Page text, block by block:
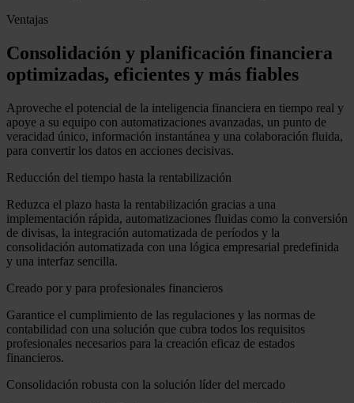
Ventajas
Consolidación y planificación financiera
optimizadas, eficientes y más fiables
Aproveche el potencial de la inteligencia financiera en tiempo real y
apoye a su equipo con automatizaciones avanzadas, un punto de
veracidad único, información instantánea y una colaboración fluida,
para convertir los datos en acciones decisivas.
Reducción del tiempo hasta la rentabilización
Reduzca el plazo hasta la rentabilización gracias a una
implementación rápida, automatizaciones fluidas como la conversión
de divisas, la integración automatizada de períodos y la
consolidación automatizada con una lógica empresarial predefinida
y una interfaz sencilla.
Creado por y para profesionales financieros
Garantice el cumplimiento de las regulaciones y las normas de
contabilidad con una solución que cubra todos los requisitos
profesionales necesarios para la creación eficaz de estados
financieros.
Consolidación robusta con la solución líder del mercado